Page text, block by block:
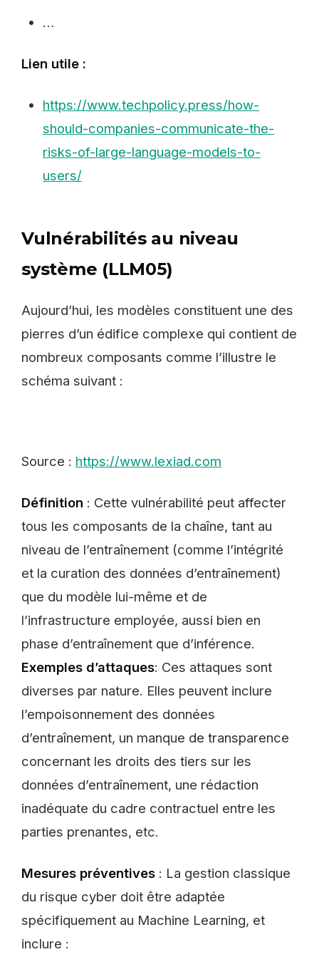
…
Lien utile :
https://www.techpolicy.press/how-
should-companies-communicate-the-
risks-of-large-language-models-to-
users/
Vulnérabilités au niveau
système (LLM05)
Aujourd’hui, les modèles constituent une des
pierres d’un édifice complexe qui contient de
nombreux composants comme l’illustre le
schéma suivant :
Source : https://www.lexiad.com
Définition : Cette vulnérabilité peut affecter
tous les composants de la chaîne, tant au
niveau de l’entraînement (comme l’intégrité
et la curation des données d’entraînement)
que du modèle lui-même et de
l’infrastructure employée, aussi bien en
phase d’entraînement que d’inférence.
Exemples d’attaques: Ces attaques sont
diverses par nature. Elles peuvent inclure
l’empoisonnement des données
d’entraînement, un manque de transparence
concernant les droits des tiers sur les
données d’entraînement, une rédaction
inadéquate du cadre contractuel entre les
parties prenantes, etc.
Mesures préventives : La gestion classique
du risque cyber doit être adaptée
spécifiquement au Machine Learning, et
inclure :